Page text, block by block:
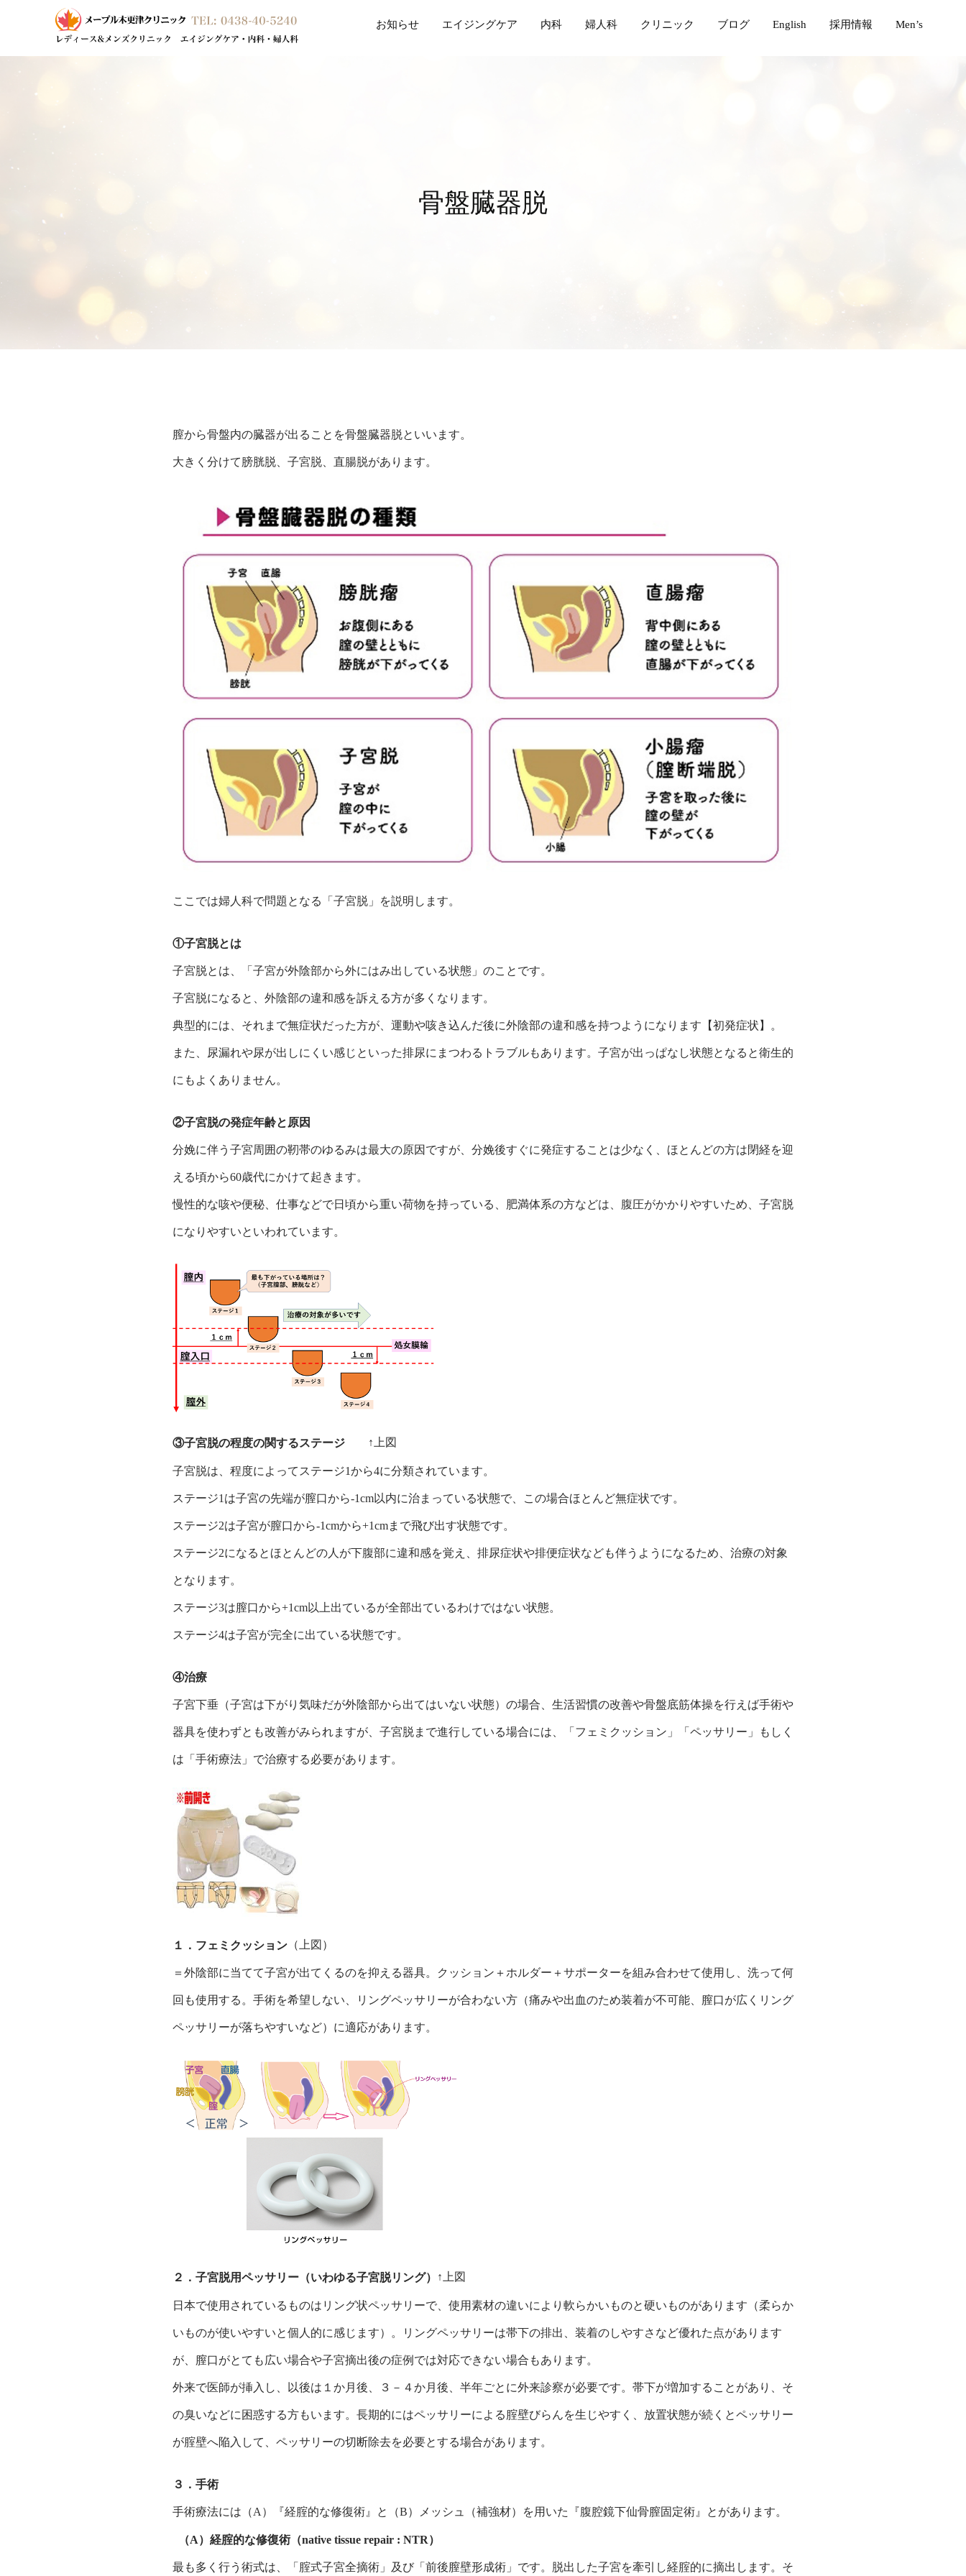
お知らせ エイジングケア 内科 婦人科 クリニック ブログ English 採用情報 Men’s
骨盤臓器脱
膣から骨盤内の臓器が出ることを骨盤臓器脱といいます。
大きく分けて膀胱脱、子宮脱、直腸脱があります。
ここでは婦人科で問題となる「子宮脱」を説明します。
①子宮脱とは
子宮脱とは、「子宮が外陰部から外にはみ出している状態」のことです。
子宮脱になると、外陰部の違和感を訴える方が多くなります。
典型的には、それまで無症状だった方が、運動や咳き込んだ後に外陰部の違和感を持つようになります【初発症状】。
また、尿漏れや尿が出しにくい感じといった排尿にまつわるトラブルもあります。子宮が出っぱなし状態となると衛生的
にもよくありません。
②子宮脱の発症年齢と原因
分娩に伴う子宮周囲の靭帯のゆるみは最大の原因ですが、分娩後すぐに発症することは少なく、ほとんどの方は閉経を迎
える頃から60歳代にかけて起きます。
慢性的な咳や便秘、仕事などで日頃から重い荷物を持っている、肥満体系の方などは、腹圧がかかりやすいため、子宮脱
になりやすいといわれています。
③子宮脱の程度の関するステージ ↑上図
子宮脱は、程度によってステージ1から4に分類されています。
ステージ1は子宮の先端が膣口から-1cm以内に治まっている状態で、この場合ほとんど無症状です。
ステージ2は子宮が膣口から-1cmから+1cmまで飛び出す状態です。
ステージ2になるとほとんどの人が下腹部に違和感を覚え、排尿症状や排便症状なども伴うようになるため、治療の対象
となります。
ステージ3は膣口から+1cm以上出ているが全部出ているわけではない状態。
ステージ4は子宮が完全に出ている状態です。
④治療
子宮下垂（子宮は下がり気味だが外陰部から出てはいない状態）の場合、生活習慣の改善や骨盤底筋体操を行えば手術や
器具を使わずとも改善がみられますが、子宮脱まで進行している場合には、「フェミクッション」「ペッサリー」もしく
は「手術療法」で治療する必要があります。
１．フェミクッション （上図）
＝外陰部に当てて子宮が出てくるのを抑える器具。クッション＋ホルダー＋サポーターを組み合わせて使用し、洗って何
回も使用する。手術を希望しない、リングペッサリーが合わない方（痛みや出血のため装着が不可能、膣口が広くリング
ペッサリーが落ちやすいなど）に適応があります。
２．子宮脱用ペッサリー（いわゆる子宮脱リング） ↑上図
日本で使用されているものはリング状ペッサリーで、使用素材の違いにより軟らかいものと硬いものがあります（柔らか
いものが使いやすいと個人的に感じます）。リングペッサリーは帯下の排出、装着のしやすさなど優れた点があります
が、膣口がとても広い場合や子宮摘出後の症例では対応できない場合もあります。
外来で医師が挿入し、以後は１か月後、３－４か月後、半年ごとに外来診察が必要です。帯下が増加することがあり、そ
の臭いなどに困惑する方もいます。長期的にはペッサリーによる腟壁びらんを生じやすく、放置状態が続くとペッサリー
が腟壁へ陥入して、ペッサリーの切断除去を必要とする場合があります。
３．手術
手術療法には（A）『経腟的な修復術』と（B）メッシュ（補強材）を用いた『腹腔鏡下仙骨膣固定術』とがあります。
（A）経腟的な修復術（native tissue repair : NTR）
最も多く行う術式は、「腟式子宮全摘術」及び「前後膣壁形成術」です。脱出した子宮を牽引し経腟的に摘出します。そ